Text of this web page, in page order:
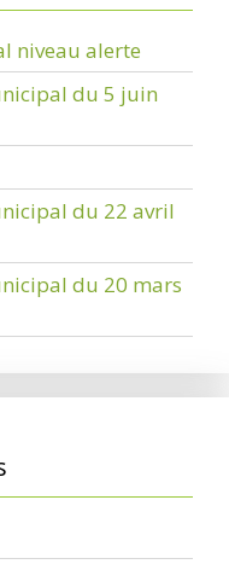
niveau alerte
du 5 juin
du 22 avril
du 20 mars